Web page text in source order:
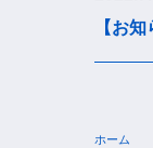
【お
ホーム